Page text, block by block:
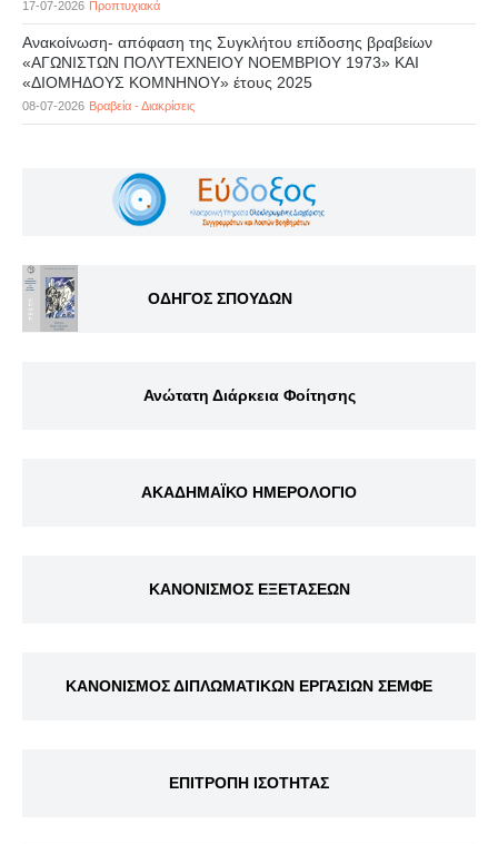
17-07-2026 Προπτυχιακά
Ανακοίνωση- απόφαση της Συγκλήτου επίδοσης βραβείων
«ΑΓΩΝΙΣΤΩΝ ΠΟΛΥΤΕΧΝΕΙΟΥ ΝΟΕΜΒΡΙΟΥ 1973» ΚΑΙ
«ΔΙΟΜΗΔΟΥΣ ΚΟΜΝΗΝΟΥ» έτους 2025
08-07-2026 Βραβεία - Διακρίσεις
ΟΔΗΓΟΣ ΣΠΟΥΔΩΝ
Ανώτατη Διάρκεια Φοίτησης
ΑΚΑΔΗΜΑΪΚΟ ΗΜΕΡΟΛΟΓΙΟ
ΚΑΝΟΝΙΣΜΟΣ ΕΞΕΤΑΣΕΩΝ
ΚΑΝΟΝΙΣΜΟΣ ΔΙΠΛΩΜΑΤΙΚΩΝ ΕΡΓΑΣΙΩΝ ΣΕΜΦΕ
ΕΠΙΤΡΟΠΗ ΙΣΟΤΗΤΑΣ